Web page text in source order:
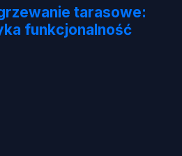
tarasowe:
funkcjonalność